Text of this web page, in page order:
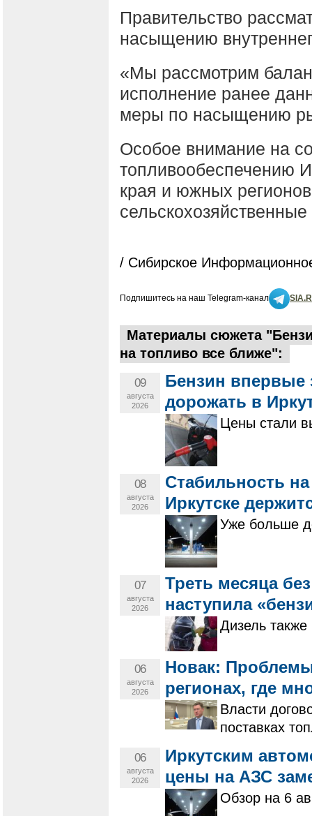
Правительство
насыщению
«Мы рассмотрим
исполнение ранее
меры по насыщению
Особое внимание на
топливообеспечению
края и южных
/ Сибирское
Подпишитесь на наш Telegram-канал
Материалы сюжета
на топливо все ближе":
09
августа
2026
Бензин впервые
дорожать в
Цены стали
08
августа
2026
Стабильность
Иркутске
Уже больше
07
августа
2026
Треть месяца
наступила
Дизель
06
августа
2026
Новак:
регионах, где
Власти
поставках
06
августа
2026
Иркутским
цены на АЗС
Обзор на 6